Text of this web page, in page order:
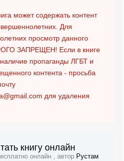
может содержать контент
Для
просмотр данного
ЗАПРЕЩЕН! Если в книге
наличие пропаганды ЛГБТ и
контента - просьба
для удаления
книгу онлайн
онлайн , автор Рустам